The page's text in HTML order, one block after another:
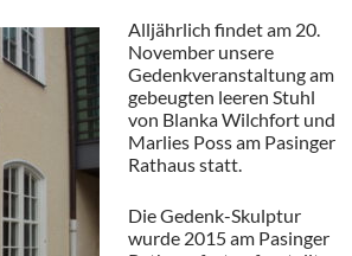
Alljährlich findet am 20.
November unsere
Gedenkveranstaltung am
gebeugten leeren Stuhl
von Blanka Wilchfort und
Marlies Poss am Pasinger
Rathaus statt.
Die Gedenk-Skulptur
wurde 2015 am Pasinger